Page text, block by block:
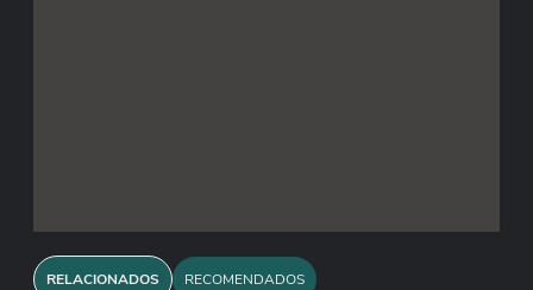
RELACIONADOS RECOMENDADOS